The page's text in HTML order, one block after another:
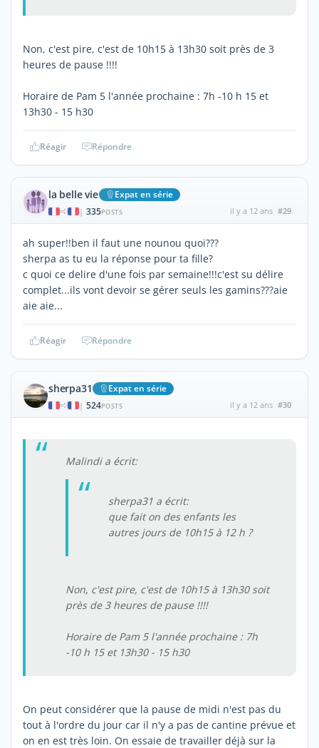
Non, c'est pire, c'est de 10h15 à 13h30 soit près de 3
heures de pause !!!!
Horaire de Pam 5 l'année prochaine : 7h -10 h 15 et
13h30 - 15 h30
Réagir Répondre
la belle vie Expat en série
| 335POSTS il y a 12 ans #29
ah super!!ben il faut une nounou quoi???
sherpa as tu eu la réponse pour ta fille?
c quoi ce delire d'une fois par semaine!!!c'est su délire
complet...ils vont devoir se gérer seuls les gamins???aie
aie aie...
Réagir Répondre
sherpa31 Expat en série
| 524POSTS il y a 12 ans #30
Malindi a écrit:
sherpa31 a écrit:
que fait on des enfants les
autres jours de 10h15 à 12 h ?
Non, c'est pire, c'est de 10h15 à 13h30 soit
près de 3 heures de pause !!!!
Horaire de Pam 5 l'année prochaine : 7h
-10 h 15 et 13h30 - 15 h30
On peut considérer que la pause de midi n'est pas du
tout à l'ordre du jour car il n'y a pas de cantine prévue et
on en est très loin. On essaie de travailler déjà sur la